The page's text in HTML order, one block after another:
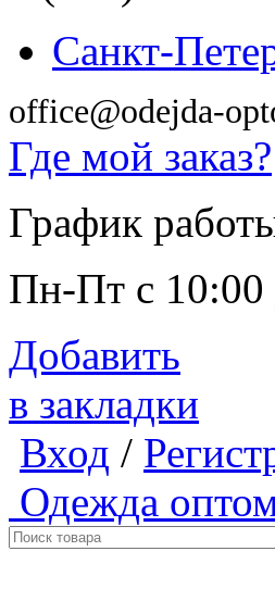
Санкт-
office@odejda-
Где мой заказ?
График
Пн-Пт с 10:00
Добавить
в закладки
Вход /
Одежда